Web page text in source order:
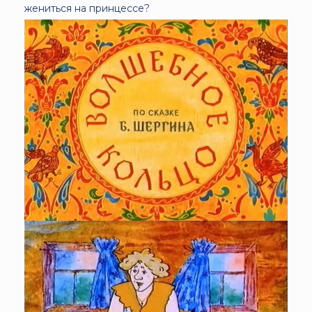
жениться на принцессе?